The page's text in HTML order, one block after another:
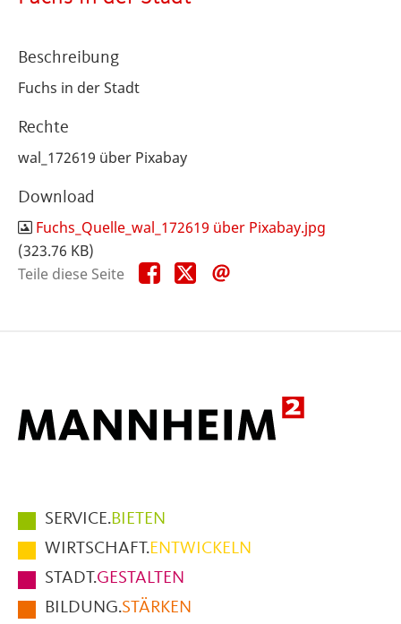
Beschreibung
Fuchs in der Stadt
Rechte
wal_172619 über Pixabay
Download
Fuchs_Quelle_wal_172619 über Pixabay.jpg
(323.76 KB)
Teile diese Seite
Teile
diese
Teile
diese
Hauptmenüpunkte
im
Fußbereich
der
Seite
SERVICE.BIETEN
WIRTSCHAFT.ENTWICKELN
STADT.GESTALTEN
BILDUNG.STÄRKEN